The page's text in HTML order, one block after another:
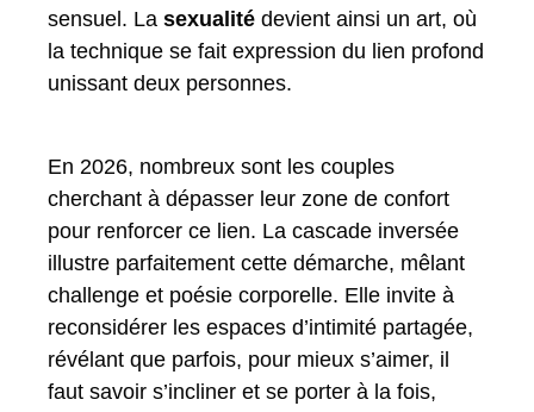
sensuel. La sexualité devient ainsi un art, où
la technique se fait expression du lien profond
unissant deux personnes.
En 2026, nombreux sont les couples
cherchant à dépasser leur zone de confort
pour renforcer ce lien. La cascade inversée
illustre parfaitement cette démarche, mêlant
challenge et poésie corporelle. Elle invite à
reconsidérer les espaces d’intimité partagée,
révélant que parfois, pour mieux s’aimer, il
faut savoir s’incliner et se porter à la fois,